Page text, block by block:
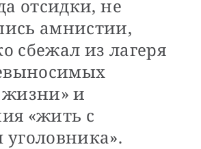
отсидки, не
амнистии,
сбежал из лагеря
и
«жить с